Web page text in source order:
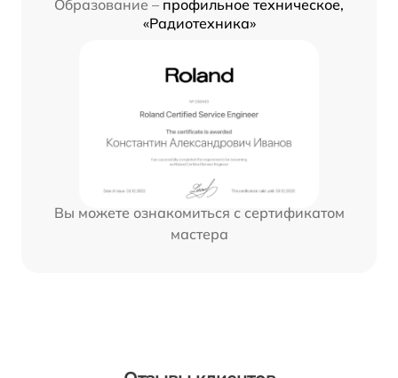
Образование – профильное техническое,
«Радиотехника»
Вы можете ознакомиться с сертификатом
мастера